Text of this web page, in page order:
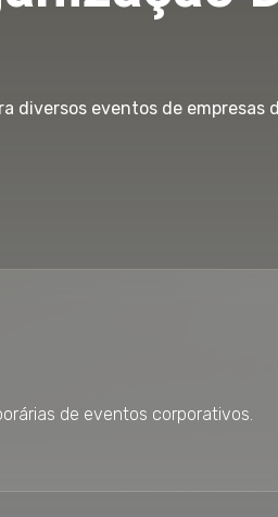
diversos eventos de empresas
de eventos corporativos.